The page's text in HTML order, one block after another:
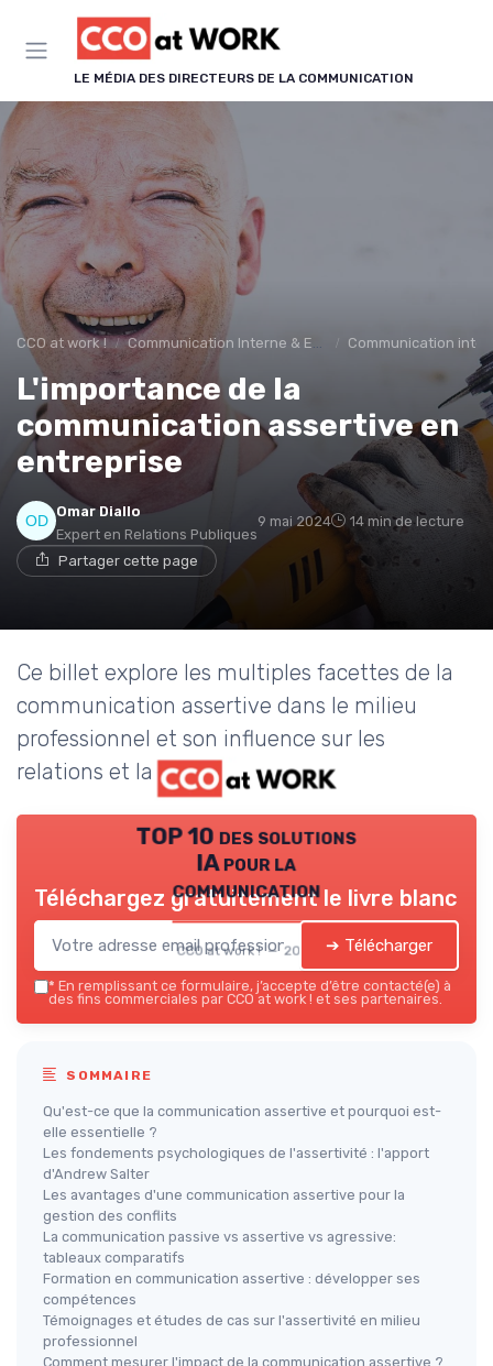
LE MÉDIA DES DIRECTEURS DE LA COMMUNICATION
CCO at work ! Communication Interne & Engagement Communication
L'importance de la
communication assertive en
entreprise
Omar Diallo
Expert en Relations Publiques
9 mai 2024 14 min de lecture
Partager cette page
Ce billet explore les multiples facettes de la
communication assertive dans le milieu
professionnel et son influence sur les
relations et la productivité.
TOP 10 des solutions
IA pour la
communication
CCO at work ! — 2026
Téléchargez gratuitement le livre blanc
➔ Télécharger
* En remplissant ce formulaire, j’accepte d’être contacté(e) à
des fins commerciales par CCO at work ! et ses partenaires.
SOMMAIRE
Qu'est-ce que la communication assertive et pourquoi est-
elle essentielle ?
Les fondements psychologiques de l'assertivité : l'apport
d'Andrew Salter
Les avantages d'une communication assertive pour la
gestion des conflits
La communication passive vs assertive vs agressive:
tableaux comparatifs
Formation en communication assertive : développer ses
compétences
Témoignages et études de cas sur l'assertivité en milieu
professionnel
Comment mesurer l'impact de la communication assertive ?
Panneau de gestion des cookies